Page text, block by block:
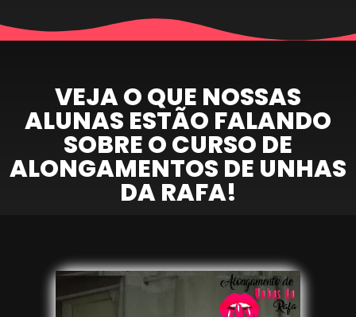
VEJA O QUE NOSSAS
ALUNAS ESTÃO FALANDO
SOBRE O CURSO DE
ALONGAMENTOS DE UNHAS
DA RAFA!